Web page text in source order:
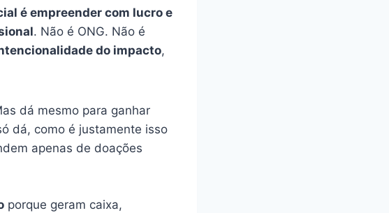
é empreender com lucro e
. Não é ONG. Não é
do impacto,
dá mesmo para ganhar
dá, como é justamente isso
apenas de doações
porque geram caixa,